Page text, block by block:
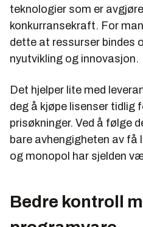
teknologier som er
konkurransekraft. For
dette at ressurser bindes
nyutvikling og innovasjon.
Det hjelper lite med
deg å kjøpe lisenser tidlig
prisøkninger. Ved å følge
bare avhengigheten av få
og monopol har sjelden
Bedre kontroll